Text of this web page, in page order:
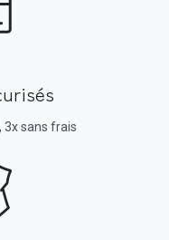
3x sans frais